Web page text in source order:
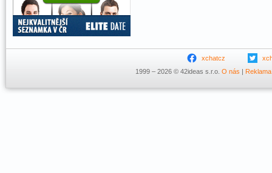
xchatcz
1999 – 2026 © 42ideas s.r.o. O nás | Reklama